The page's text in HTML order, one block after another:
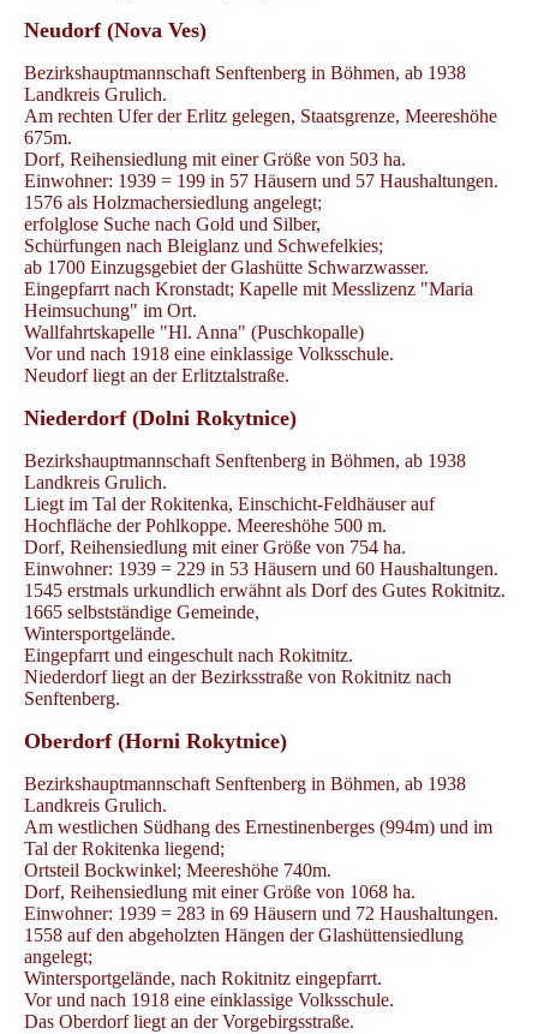
Neudorf (Nova Ves)
Bezirkshauptmannschaft Senftenberg in Böhmen, ab 1938
Landkreis Grulich.
Am rechten Ufer der Erlitz gelegen, Staatsgrenze, Meereshöhe
675m.
Dorf, Reihensiedlung mit einer Größe von 503 ha.
Einwohner: 1939 = 199 in 57 Häusern und 57 Haushaltungen.
1576 als Holzmachersiedlung angelegt;
erfolglose Suche nach Gold und Silber,
Schürfungen nach Bleiglanz und Schwefelkies;
ab 1700 Einzugsgebiet der Glashütte Schwarzwasser.
Eingepfarrt nach Kronstadt; Kapelle mit Messlizenz "Maria
Heimsuchung" im Ort.
Wallfahrtskapelle "Hl. Anna" (Puschkopalle)
Vor und nach 1918 eine einklassige Volksschule.
Neudorf liegt an der Erlitztalstraße.
Niederdorf (Dolni Rokytnice)
Bezirkshauptmannschaft Senftenberg in Böhmen, ab 1938
Landkreis Grulich.
Liegt im Tal der Rokitenka, Einschicht-Feldhäuser auf
Hochfläche der Pohlkoppe. Meereshöhe 500 m.
Dorf, Reihensiedlung mit einer Größe von 754 ha.
Einwohner: 1939 = 229 in 53 Häusern und 60 Haushaltungen.
1545 erstmals urkundlich erwähnt als Dorf des Gutes Rokitnitz.
1665 selbstständige Gemeinde,
Wintersportgelände.
Eingepfarrt und eingeschult nach Rokitnitz.
Niederdorf liegt an der Bezirksstraße von Rokitnitz nach
Senftenberg.
Oberdorf (Horni Rokytnice)
Bezirkshauptmannschaft Senftenberg in Böhmen, ab 1938
Landkreis Grulich.
Am westlichen Südhang des Ernestinenberges (994m) und im
Tal der Rokitenka liegend;
Ortsteil Bockwinkel; Meereshöhe 740m.
Dorf, Reihensiedlung mit einer Größe von 1068 ha.
Einwohner: 1939 = 283 in 69 Häusern und 72 Haushaltungen.
1558 auf den abgeholzten Hängen der Glashüttensiedlung
angelegt;
Wintersportgelände, nach Rokitnitz eingepfarrt.
Vor und nach 1918 eine einklassige Volksschule.
Das Oberdorf liegt an der Vorgebirgsstraße.